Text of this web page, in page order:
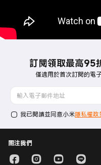
訂閱領取最高95
僅適用於首次訂閱的電
我已閱讀並同意小米隱私權政
關注我們